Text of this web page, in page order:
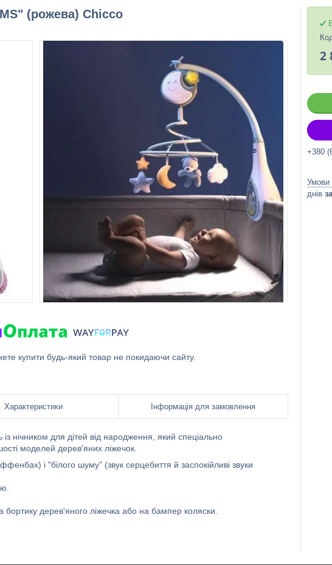
(рожева) Chicco
купити будь-який товар не покидаючи сайту.
Характеристики Інформація для замовлення
нічником для дітей від народження, який спеціально
моделей дерев'яних ліжечок.
і "білого шуму" (звук серцебиття й заспокійливі звуки
дерев'яного ліжечка або на бампер коляски.
2
+380
днів